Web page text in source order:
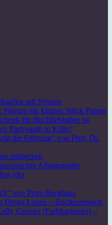
mit System
Warum ein kleines Stück Papier
für Buchliebhaber ist
Partyraum in Köln?
die Führung“ von Prof. Dr.
entdecken
Alltagsgeräte
(der
von Petra Berghaus
Diego Lopez – Buchrezension
Grovier (Farbkartenset) –